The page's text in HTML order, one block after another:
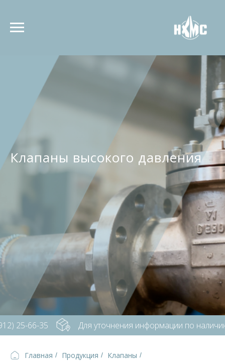
Клапаны высокого давления
25-66-35 Для уточнения информации по
Главная / Продукция / Клапаны /